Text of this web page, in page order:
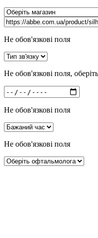
Не обов'язкові поля
Не обов'язкові поля,
Не обов'язкові поля
Не обов'язкові поля